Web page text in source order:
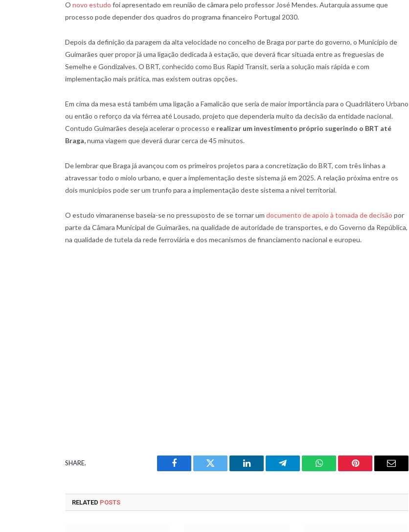
O novo estudo foi apresentado em reunião de câmara pelo professor José Mendes. Autarquia assume que
processo pode depender dos quadros do programa financeiro Portugal 2030.
Depois da definição da paragem da alta velocidade no concelho de Braga por parte do governo, o Município de
Guimarães quer propor já uma ligação dedicada à estação, que deverá ficar situada entre as freguesias de
Semelhe e Gondizalves. O BRT, conhecido como Bus Rapid Transit, seria a solução mais rápida e com
implementação mais prática, mas existem outras opções.
Em cima da mesa está também uma ligação a Famalicão que seria de maior importância para o Quadrilátero Urbano
ou então o reforço da via férrea até Lousado, projeto que dependeria muito da decisão da entidade nacional.
Contudo Guimarães deseja acelerar o processo e realizar um investimento próprio sugerindo o BRT até
Braga,numa viagem que deverá durar cerca de 45 minutos.
De lembrar que Braga já avançou com os primeiros projetos para a concretização do BRT, com três linhas a
atravessar todo o miolo urbano, e quer a implementação deste sistema já em 2025. A relação próxima entre os
dois municípios pode ser um trunfo para a implementação deste sistema a nível territorial.
O estudo vimaranense baseia-se no pressuposto de se tornar um documento de apoio à tomada de decisão por
parte da Câmara Municipal de Guimarães, na qualidade de autoridade de transportes, e do Governo da República,
na qualidade de tutela da rede ferroviária e dos mecanismos de financiamento nacional e europeu.
SHARE.
Facebook Twitter LinkedIn Telegram WhatsAppPinterest Email
RELATED POSTS